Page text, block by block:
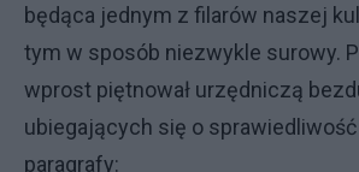
będąca jednym z filarów naszej
tym w sposób niezwykle surowy.
wprost piętnował urzędniczą
ubiegających się o
paragrafy: